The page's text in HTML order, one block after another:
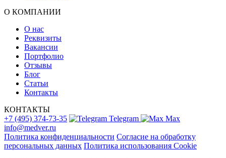
О КОМПАНИИ
О нас
Реквизиты
Вакансии
Портфолио
Отзывы
Блог
Статьи
Контакты
КОНТАКТЫ
+7 (495) 374-73-35
Telegram
Max
info@medver.ru
Политика конфиденциальности Согласие на обработку
персональных данных Политика использования Cookie